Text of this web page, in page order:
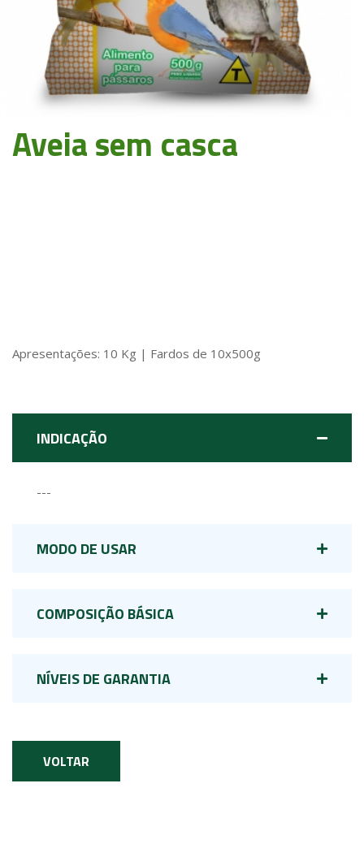
Aveia sem casca
Apresentações: 10 Kg | Fardos de 10x500g
INDICAÇÃO
---
MODO DE USAR
COMPOSIÇÃO BÁSICA
NÍVEIS DE GARANTIA
VOLTAR